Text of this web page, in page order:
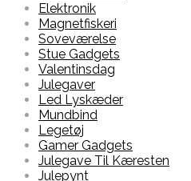
Elektronik
Magnetfiskeri
Soveværelse
Stue Gadgets
Valentinsdag
Julegaver
Led Lyskæder
Mundbind
Legetøj
Gamer Gadgets
Julegave Til Kæresten
Julepynt